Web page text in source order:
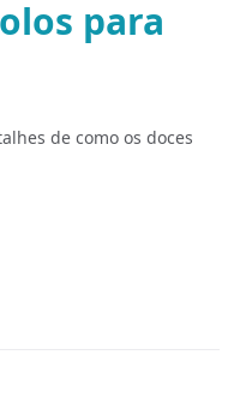
para
de como os doces